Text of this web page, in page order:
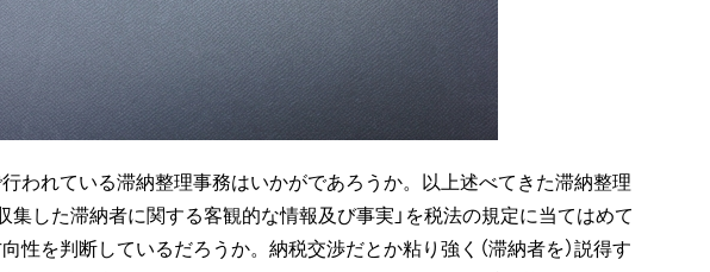
われている滞納整理事務はいかがであろうか。以上述べてきた滞納整理
集した滞納者に関する客観的な情報及び事実」を税法の規定に当てはめて
性を判断しているだろうか。納税交渉だとか粘り強く（滞納者を）説得す